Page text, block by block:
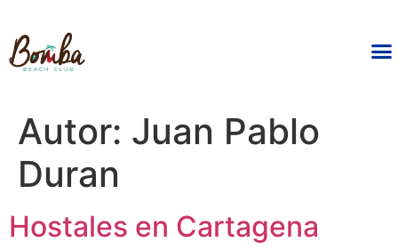
Autor: Juan Pablo
Duran
Hostales en Cartagena